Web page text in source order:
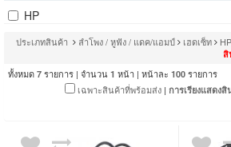
HP
ประเภทสินค้า ลำโพง / หูฟัง / แดค/แอมป์ เฮดเซ็ท HP
สิ
ทั้งหมด 7 รายการ | จำนวน 1 หน้า | หน้าละ 100 รายการ
เฉพาะสินค้าที่พร้อมส่ง | การเรียงแสดงสิ